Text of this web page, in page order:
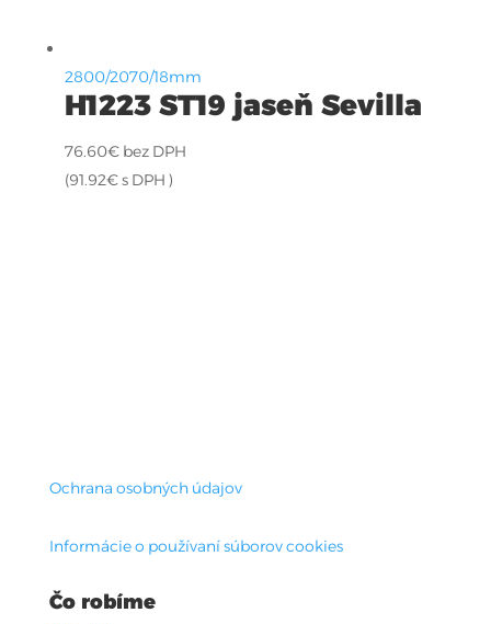
2800/2070/18mm
H1223 ST19 jaseň Sevilla
76.60€ bez DPH
(91.92€s DPH )
Ochrana osobných údajov
Informácie o používaní súborov cookies
Čo robíme